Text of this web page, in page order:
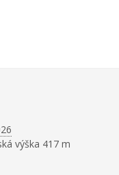
výška 417 m